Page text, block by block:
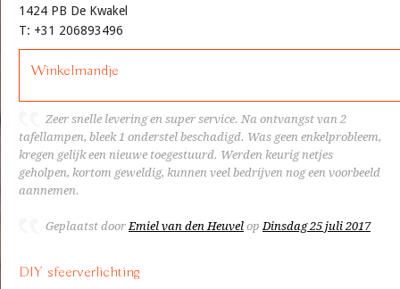
1424 PB De Kwakel
T: +31 206893496
Winkelmandje
Zeer snelle levering en super service. Na ontvangst van 2
tafellampen, bleek 1 onderstel beschadigd. Was geen enkelprobleem,
kregen gelijk een nieuwe toegestuurd. Werden keurig netjes
geholpen, kortom geweldig, kunnen veel bedrijven nog een voorbeeld
aannemen.
Geplaatst doorEmiel van den Heuvel opDinsdag 25 juli 2017
DIY sfeerverlichting